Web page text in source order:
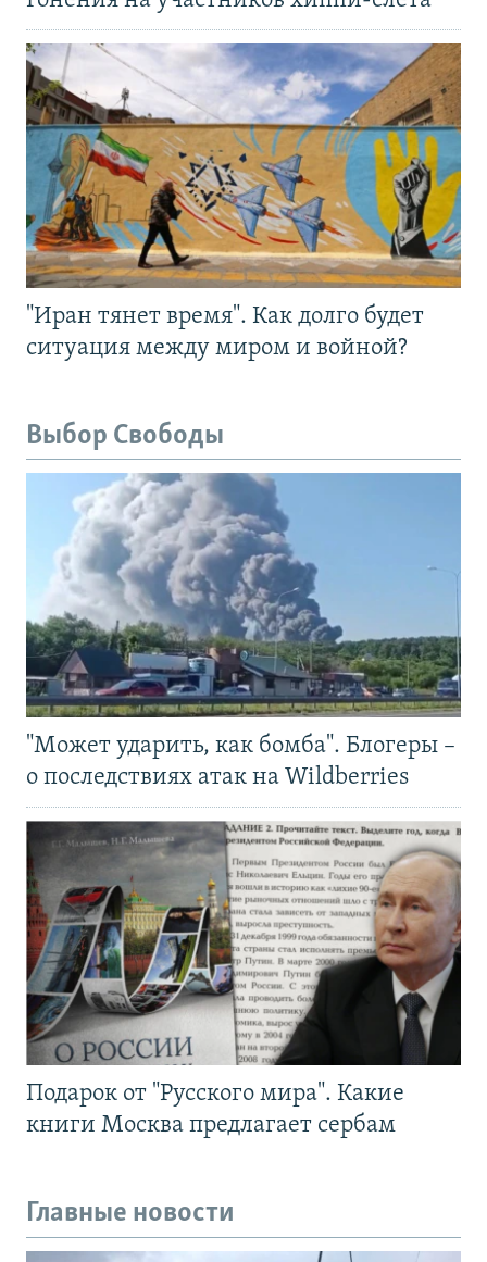
"Иран тянет время". Как долго будет
ситуация между миром и войной?
Выбор Свободы
"Может ударить, как бомба". Блогеры –
о последствиях атак на Wildberries
Подарок от "Русского мира". Какие
книги Москва предлагает сербам
Главные новости